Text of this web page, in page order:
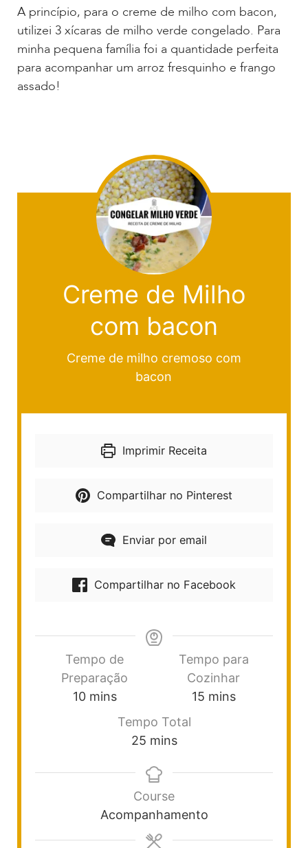
A princípio, para o creme de milho com bacon,
utilizei 3 xícaras de milho verde congelado. Para
minha pequena família foi a quantidade perfeita
para acompanhar um arroz fresquinho e frango
assado!
Creme de Milho
com bacon
Creme de milho cremoso com
bacon
Imprimir Receita
Compartilhar no Pinterest
Enviar por email
Compartilhar no Facebook
Tempo de
Preparação
10 mins
Tempo para
Cozinhar
15 mins
Tempo Total
25 mins
Course
Acompanhamento